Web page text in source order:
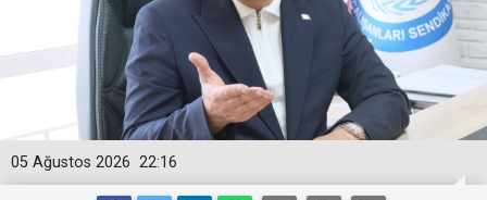
22:16
05 Ağustos 2026